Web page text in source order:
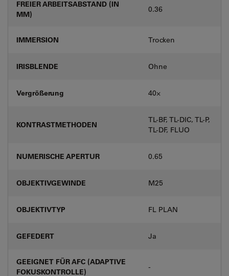
FREIER ARBEITSABSTAND (IN
MM)
0.36
IMMERSION Trocken
IRISBLENDE Ohne
Vergrößerung 40⨉
KONTRASTMETHODEN
TL-BF, TL-DIC, TL-P,
TL-DF, FLUO
NUMERISCHE APERTUR 0.65
OBJEKTIVGEWINDE M25
OBJEKTIVTYP FL PLAN
GEFEDERT Ja
GEEIGNET FÜR AFC (ADAPTIVE
FOKUSKONTROLLE)
-